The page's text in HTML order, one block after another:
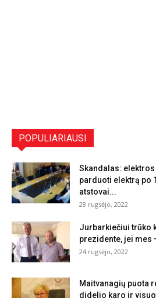
POPULIARIAUSI
Skandalas:
parduoti elektrą po
atstovai...
28 rugsėjo, 2022
Jurbarkiečiui trūko
prezidente, jei mes
24 rugsėjo, 2022
Maitvanagių puota
didelio karo ir